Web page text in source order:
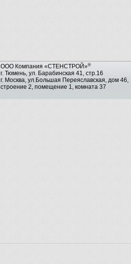
ООО Компания «СТЕНСТРОЙ»®
г. Тюмень, ул. Барабинская 41, стр.16
г. Москва, ул.Большая Переяславская, дом 46,
строение 2, помещение 1, комната 37